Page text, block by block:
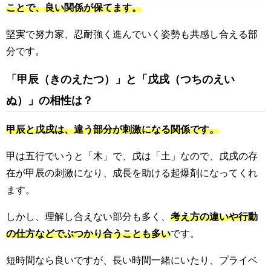
ことで、良い関係が保てます。
堅実で努力家、忍耐強く進んでいく姿勢も共感し合える部
分です。
「甲辰（きのえたつ）」と「戊戌（つちのえい
ぬ）」の相性は？
甲辰と戊戌は、違う部分が刺激になる関係です。
甲は五行でいうと「木」で、戊は「土」なので、戊戌の存
在が甲辰の刺激になり、成長を助ける起爆剤になってくれ
ます。
しかし、理解し合えない部分も多く、 考え方の違いや行動
の仕方などでぶつかり合うことも多いです。
短時間なら良いですが、長い時間一緒にいたり、プライベ